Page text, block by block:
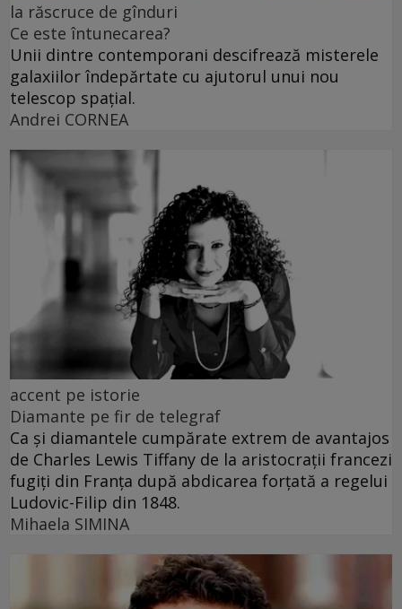
la răscruce de gînduri
Ce este întunecarea?
Unii dintre contemporani descifrează misterele
galaxiilor îndepărtate cu ajutorul unui nou
telescop spațial.
Andrei CORNEA
accent pe istorie
Diamante pe fir de telegraf
Ca și diamantele cumpărate extrem de avantajos
de Charles Lewis Tiffany de la aristocrații francezi
fugiți din Franța după abdicarea forțată a regelui
Ludovic-Filip din 1848.
Mihaela SIMINA